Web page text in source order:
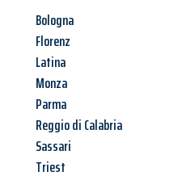
Bologna
Florenz
Latina
Monza
Parma
Reggio di Calabria
Sassari
Triest